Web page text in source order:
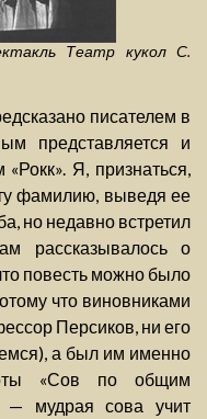
Театр кукол С.
писателем в
представляется и
Я, признаться,
фамилию, выведя ее
но недавно встретил
рассказывалось о
повесть можно было
что виновниками
Персиков, ни его
а был им именно
«Сов по общим
— мудрая сова учит